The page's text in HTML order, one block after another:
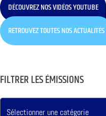
DÉCOUVREZ NOS VIDÉOS YOUTUBE
RETROUVEZ TOUTES NOS ACTUALITÉS
FILTRER LES ÉMISSIONS